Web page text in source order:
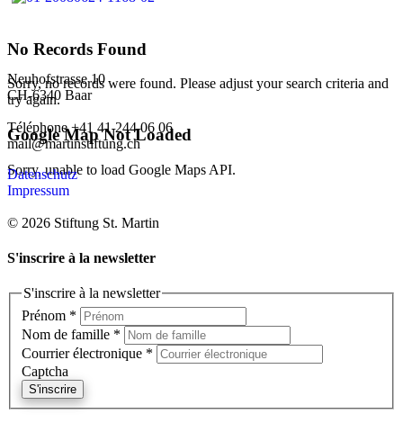
No Records Found
Sorry, no records were found. Please adjust your search criteria and
try again.
Google Map Not Loaded
Sorry, unable to load Google Maps API.
Neuhofstrasse 10
CH-6340 Baar
Téléphone +41 41 244 06 06
mail@martinstiftung.ch
Datenschutz
Impressum
© 2026 Stiftung St. Martin
S'inscrire à la newsletter
S'inscrire à la newsletter
Prénom *
Nom de famille *
Courrier électronique *
Captcha
S'inscrire